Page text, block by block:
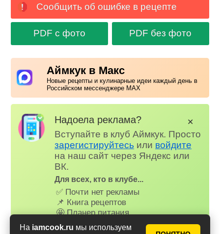
На iamcook.ru мы используем
Сообщить об ошибке в рецепте
PDF с фото PDF без фото
Аймкук в Макс
Новые рецепты и кулинарные идеи каждый день в
Российском мессенджере MAX
Надоела реклама?
Вступайте в клуб Аймкук. Просто
зарегистируйтесь или войдите
на наш сайт через Яндекс или
ВК.
Для всех, кто в клубе...
✅ Почти нет рекламы
📌 Книга рецептов
🤩 Планер питания
🤓 Журнал
✕